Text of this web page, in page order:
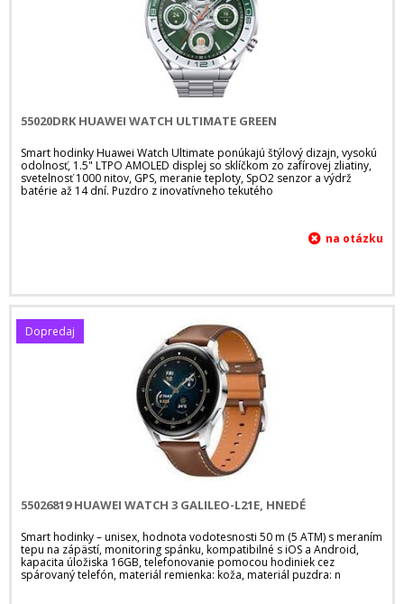
55020DRK HUAWEI WATCH ULTIMATE GREEN
Smart hodinky Huawei Watch Ultimate ponúkajú štýlový dizajn, vysokú
odolnosť, 1.5" LTPO AMOLED displej so sklíčkom zo zafírovej zliatiny,
svetelnosť 1000 nitov, GPS, meranie teploty, SpO2 senzor a výdrž
batérie až 14 dní. Puzdro z inovatívneho tekutého
55026819 HUAWEI WATCH 3 GALILEO-L21E, HNEDÉ
Smart hodinky – unisex, hodnota vodotesnosti 50 m (5 ATM) s meraním
tepu na zápästí, monitoring spánku, kompatibilné s iOS a Android,
kapacita úložiska 16GB, telefonovanie pomocou hodiniek cez
spárovaný telefón, materiál remienka: koža, materiál puzdra: n
Dopredaj